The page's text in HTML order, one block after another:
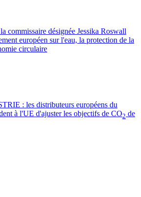
la commissaire désignée Jessika Roswall
européen sur l'eau, la protection de la
circulaire
: les distributeurs européens du
à l'UE d'ajuster les objectifs de CO2 de